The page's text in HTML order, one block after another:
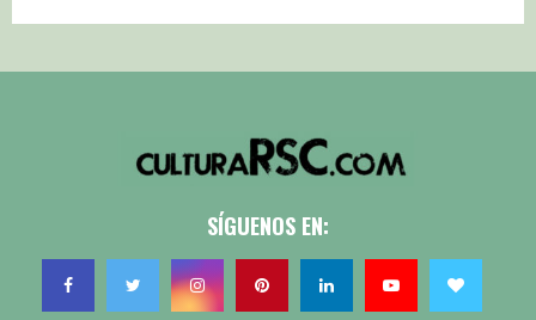
SÍGUENOS EN: